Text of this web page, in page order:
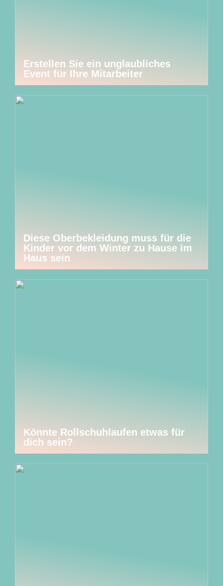
Erstellen Sie ein unglaubliches
Event für Ihre Mitarbeiter
Diese Oberbekleidung muss für die
Kinder vor dem Winter zu Hause im
Haus sein
Könnte Rollschuhlaufen etwas für
dich sein?